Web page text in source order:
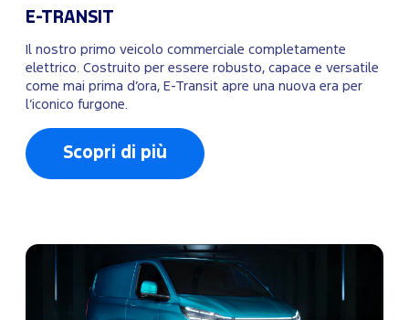
E-TRANSIT
Il nostro primo veicolo commerciale completamente
elettrico. Costruito per essere robusto, capace e versatile
come mai prima d’ora, E-Transit apre una nuova era per
l’iconico furgone.
Scopri di più